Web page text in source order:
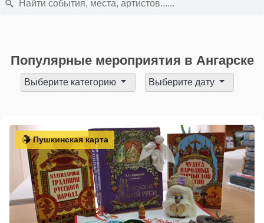
Популярные мероприятия в Ангарске
Выберите категорию Выберите дату
Пушкинская карта